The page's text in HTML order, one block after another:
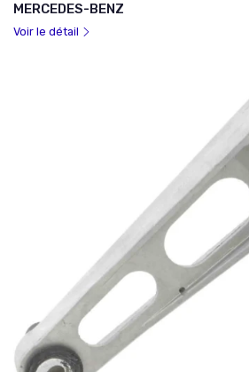
MERCEDES-BENZ
Voir le détail